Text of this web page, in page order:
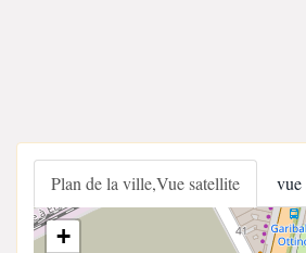
Plan de la ville,Vue satellite vue
+